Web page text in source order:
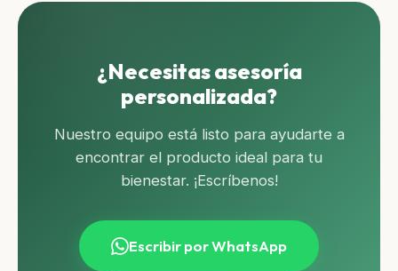
¿Necesitas asesoría
personalizada?
Nuestro equipo está listo para ayudarte a
encontrar el producto ideal para tu
bienestar. ¡Escríbenos!
Escribir por WhatsApp